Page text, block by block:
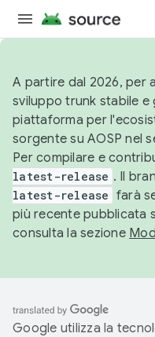
A partire dal 2026, per
sviluppo trunk stabile e
piattaforma per
sorgente su AOSP nel
Per compilare e
latest-release . Il
latest-release farà
più recente pubblicata
consulta la sezione
Google utilizza la